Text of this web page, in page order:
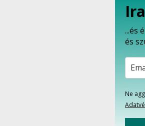
...és
és
Ne